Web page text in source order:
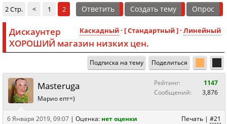
Ответить Создать тему Опрос
2 Стр. < 1 2
Каскадный· [ Стандартный ] · Линейный
Дискаунтер
ХОРОШИЙ магазин низких цен.
Подписка на тему Поделиться
Masteruga
Марио епт=)
Рейтинг:
1147
Сообщений:
3,876
Печать | #21
6 Января 2019, 09:07 | Оценка: нет оценки